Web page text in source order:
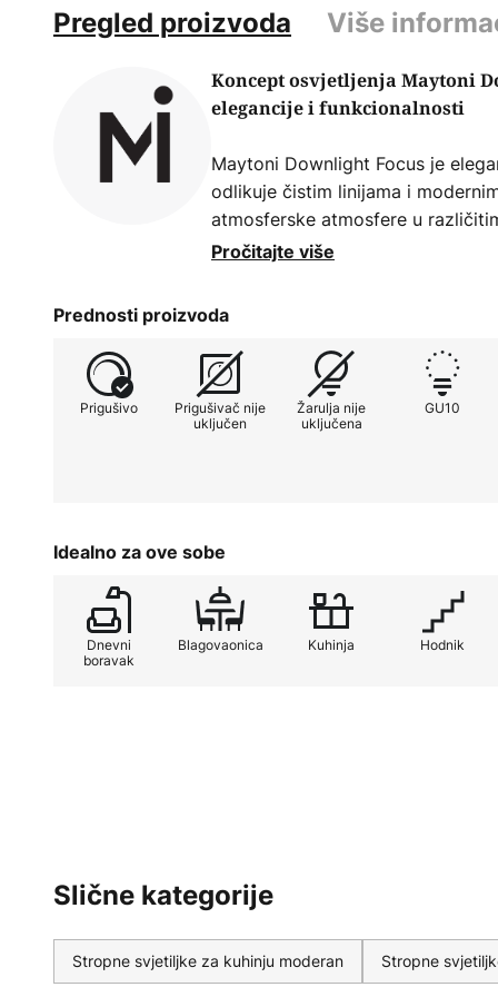
Pregled proizvoda Više
Koncept osvjetljenja Maytoni
elegancije i funkcionalnosti
Maytoni Downlight Focus je
odlikuje čistim linijama i
atmosferske atmosfere u
boravak, blagovaonica, kuhinja
učinkovit izvor svjetlosti.
Downlight Focus dizajniran je za
omogućuje ciljano osvjetljenje
Iako prigušivač nije uključen,
u moderne interijere i čini
upečatljivim dodatkom svakom
elegancijom i funkcionalnom
Focus prednost je svake
Pročitajte više
Prednosti proizvoda
Prigušivo
Prigušivač nije
uključen
Žarulja nije
uključena
GU10
Idealno za ove sobe
Dnevni
boravak
Blagovaonica Kuhinja Hodnik
Slične kategorije
Stropne svjetiljke za kuhinju moderan Stropne